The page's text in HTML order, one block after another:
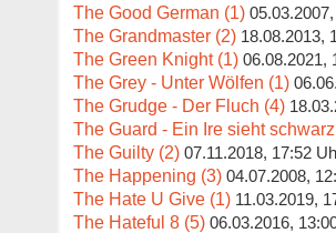
The Good German (1)
The Grandmaster (2) 18.08.2013,
The Green Knight (1) 06.08.2021,
The Grey - Unter Wölfen (1)
The Grudge - Der Fluch (4)
The Guard - Ein Ire sieht
The Guilty (2) 07.11.2018, 17:52
The Happening (3) 04.07.2008,
The Hate U Give (1) 11.03.2019,
The Hateful 8 (5) 06.03.2016,